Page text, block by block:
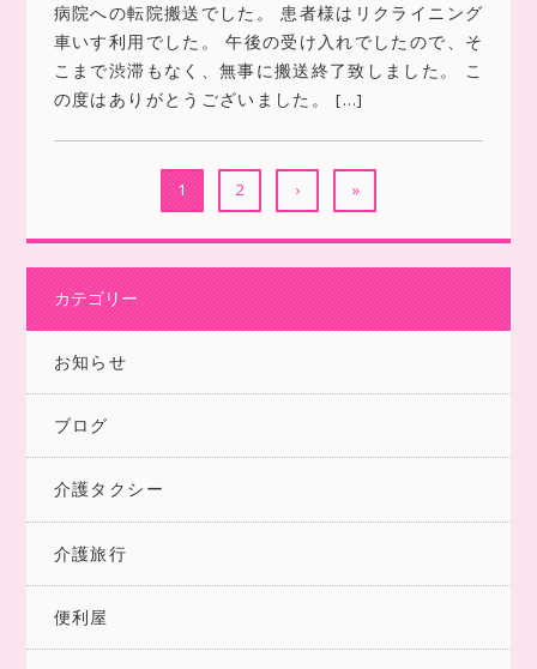
病院への転院搬送でした。 患者様はリクライニング
車いす利用でした。 午後の受け入れでしたので、そ
こまで渋滞もなく、無事に搬送終了致しました。 こ
の度はありがとうございました。 […]
1 2 › »
カテゴリー
お知らせ
ブログ
介護タクシー
介護旅行
便利屋